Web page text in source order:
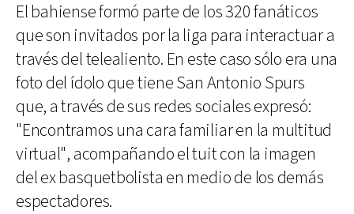
El bahiense formó parte de los 320 fanáticos
que son invitados por la liga para interactuar a
través del telealiento. En este caso sólo era una
foto del ídolo que tiene San Antonio Spurs
que, a través de sus redes sociales expresó:
"Encontramos una cara familiar en la multitud
virtual", acompañando el tuit con la imagen
del ex basquetbolista en medio de los demás
espectadores.